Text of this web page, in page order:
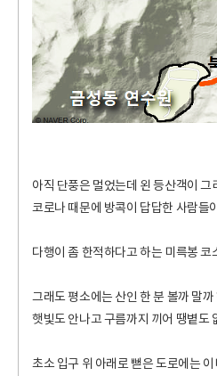
아직 단풍은 멀었는데 왼 등산객이
코로나 때문에 방콕이 답답한 사람들
다행이 좀 한적하다고 하는 미륵봉
그래도 평소에는 산인 한 분 볼까 말
햇빛도 안나고 구름까지 끼어 땡볕도
초소 입구 위 아래로 뻗은 도로에는